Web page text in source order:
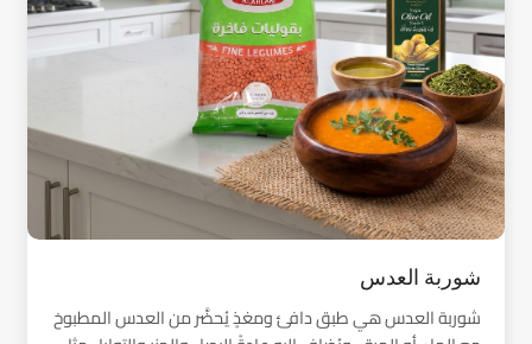
شوربة العدس
شوربة العدس هي طبق دافئ ومغذٍ يُحضَّر من العدس المطبوخ